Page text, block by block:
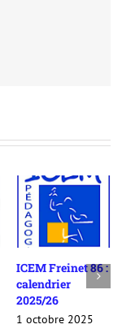
ICEM Freinet 86 :
calendrier
2025/26
1 octobre 2025